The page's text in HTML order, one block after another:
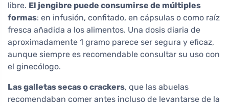
libre. El jengibre puede consumirse de múltiples
formas: en infusión, confitado, en cápsulas o como raíz
fresca añadida a los alimentos. Una dosis diaria de
aproximadamente 1 gramo parece ser segura y eficaz,
aunque siempre es recomendable consultar su uso con
el ginecólogo.
Las galletas secas o crackers, que las abuelas
recomendaban comer antes incluso de levantarse de la